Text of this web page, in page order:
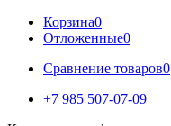
Корзина0
Отложенные0
Сравнение товаров0
+7 985 507-07-09